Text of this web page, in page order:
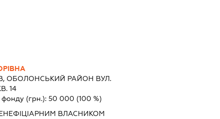
ОБОЛОНСЬКИЙ РАЙОН ВУЛ.
14
фонду (грн.): 50 000 (100 %)
ВЛАСНИКОМ